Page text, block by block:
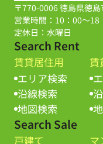
〒770-0006 徳島県徳
営業時間：10：00～
定休日：水曜日
Search Rent
賃貸居住用
エリア検索
沿線検索
地図検索
賃
Search Sale
戸建て マ